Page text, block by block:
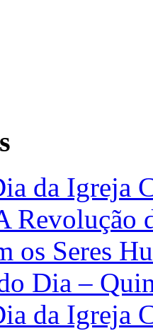
da Igreja
Revolução
os Seres
Dia –
da Igreja